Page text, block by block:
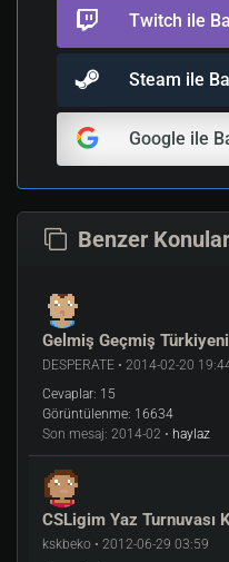
2.Takıma 5x SteelSeries
3.Takıma 5x SteelSeries
Kayıt olan takımlar ( 12
bestmixeu(ITS MY
sc4rf4ce)
Noxx.Gaming
RGESC(muthaeer -
jabbawockeez - Galaxy)
EXHILARATE
darthling)
HWA.Kingston
ONLY - ExtraM)
Vague(bir - egemen
RTOD eSports(sledge -
Twitch ile
Steam ile
Google ile
Benzer Konular
Gelmiş Geçmiş
DESPERATE • 2014-02-20
Cevaplar: 15
Görüntülenme: 16634
Son mesaj: 2014-02 • haylaz
CSLigim Yaz Turnuvası
kskbeko • 2012-06-29 03:59